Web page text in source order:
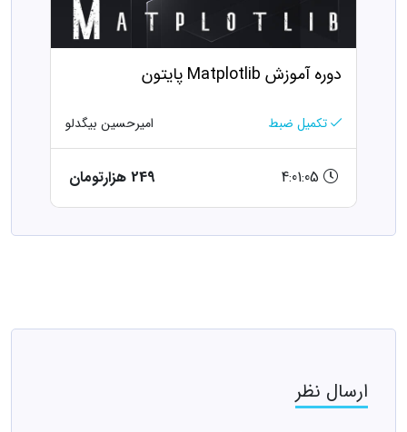
دوره آموزش Matplotlib پایتون
تکمیل ضبط امیرحسین بیگدلو
249 هزارتومان
ارسال نظر